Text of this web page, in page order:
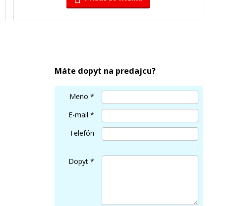
Máte dopyt na predajcu?
Meno *
E-mail *
Telefón
Dopyt *